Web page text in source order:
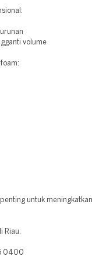
volume
untuk
Riau.
0400